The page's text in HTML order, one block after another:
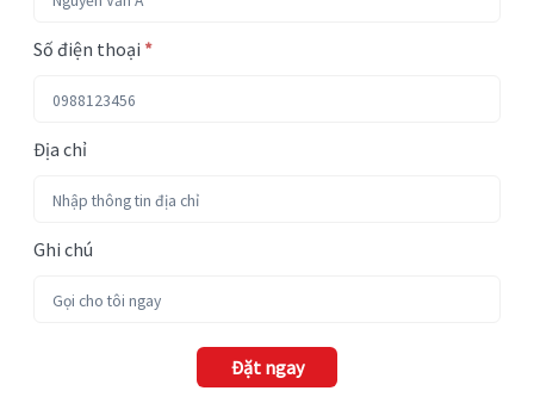
Số điện thoại *
Địa chỉ
Ghi chú
Đặt ngay